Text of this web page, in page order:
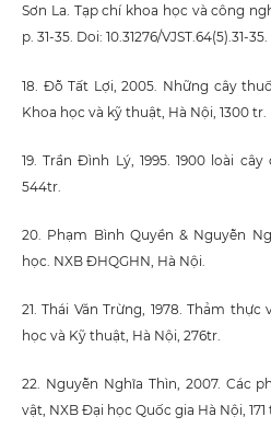
Sơn La. Tạp chí khoa học và công
p. 31-35. Doi: 10.31276/VJST.64(5).31-35.
18. Đỗ Tất Lợi, 2005. Những cây
Khoa học và kỹ thuật, Hà Nội, 1300 tr.
19. Trần Đình Lý, 1995. 1900 loài
544tr.
20. Phạm Bình Quyền & Nguyễn
học. NXB ĐHQGHN, Hà Nội.
21. Thái Văn Trừng, 1978. Thảm
học và Kỹ thuật, Hà Nội, 276tr.
22. Nguyễn Nghĩa Thìn, 2007. Các
vật, NXB Đại học Quốc gia Hà Nội, 171